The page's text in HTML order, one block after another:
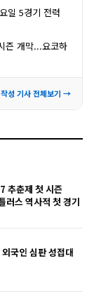
일 5경기 전력
즌 개막...요코하
작성 기사 전체보기 →
춘제 첫 시즌
러스 역사적 첫 경기
국인 심판 성접대